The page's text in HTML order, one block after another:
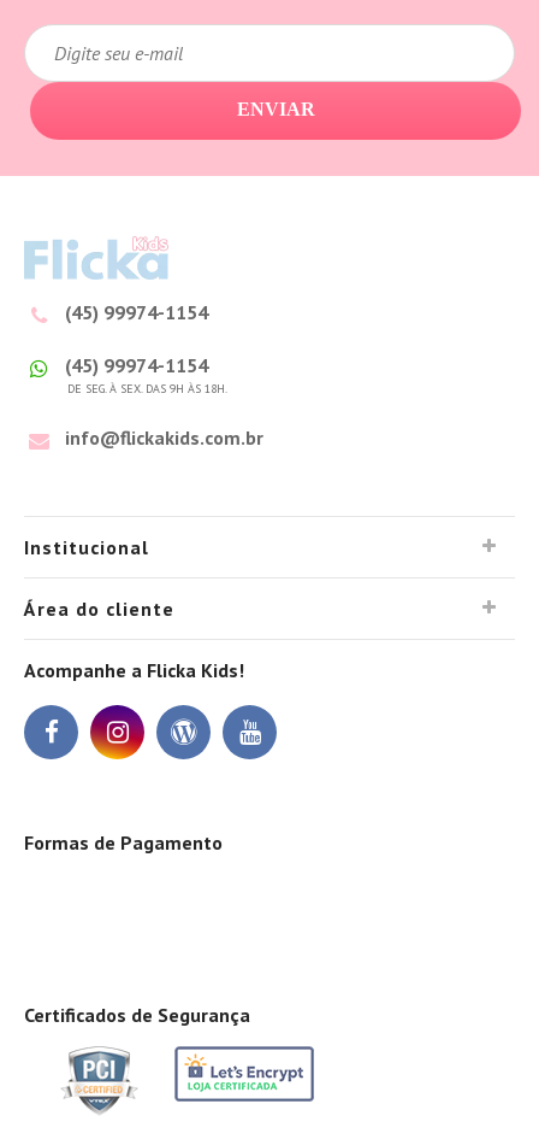
ENVIAR
(45) 99974-1154
(45) 99974-1154
DE SEG. À SEX. DAS 9H ÀS 18H.
info@flickakids.com.br
Institucional
Área do cliente
Acompanhe a Flicka Kids!
Formas de Pagamento
Certificados de Segurança